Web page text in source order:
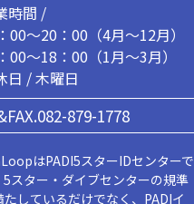
時間 /
00～20：00（4月～12月）
00～18：00（1月～3月）
日 / 木曜日
879-1778
はPADI5スターIDセンターで
5スター・ダイブセンターの規準
たしているだけでなく、PADIイ